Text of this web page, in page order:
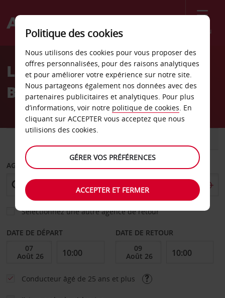
Menu
Welcome
AvisLocation de voiture Paris
Bagnolet
AGENCE DE DÉPART
Sélectionnez une autre agence de retour
DATE DE DÉPART DATE DE RETOUR
Conducteur âgé de 25 ans et plus
Politique des cookies
Nous utilisons des cookies pour vous proposer des
offres personnalisées, pour des raisons analytiques
et pour améliorer votre expérience sur notre site.
Nous partageons également nos données avec des
partenaires publicitaires et analytiques. Pour plus
d’informations, voir notre politique de cookies. En
cliquant sur ACCEPTER vous acceptez que nous
utilisions des cookies.
GÉRER VOS PRÉFÉRENCES
ACCEPTER ET FERMER